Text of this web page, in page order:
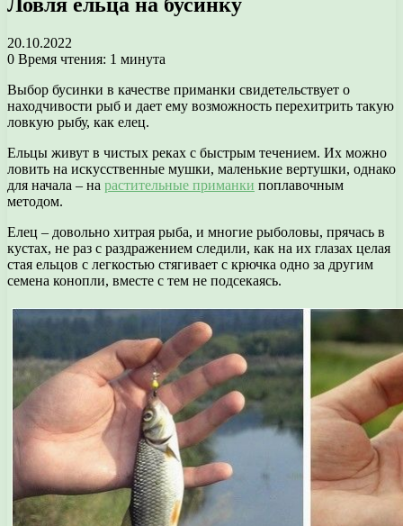
20.10.2022
0 Время чтения: 1 минута
Выбор бусинки в качестве приманки свидетельствует о
находчивости рыб и дает ему возможность перехитрить такую
ловкую рыбу, как елец.
Ельцы живут в чистых реках с быстрым течением. Их можно
ловить на искусственные мушки, маленькие вертушки, однако
для начала – на растительные приманки поплавочным
методом.
Елец – довольно хитрая рыба, и многие рыболовы, прячась в
кустах, не раз с раздражением следили, как на их глазах целая
стая ельцов с легкостью стягивает с крючка одно за другим
семена конопли, вместе с тем не подсекаясь.